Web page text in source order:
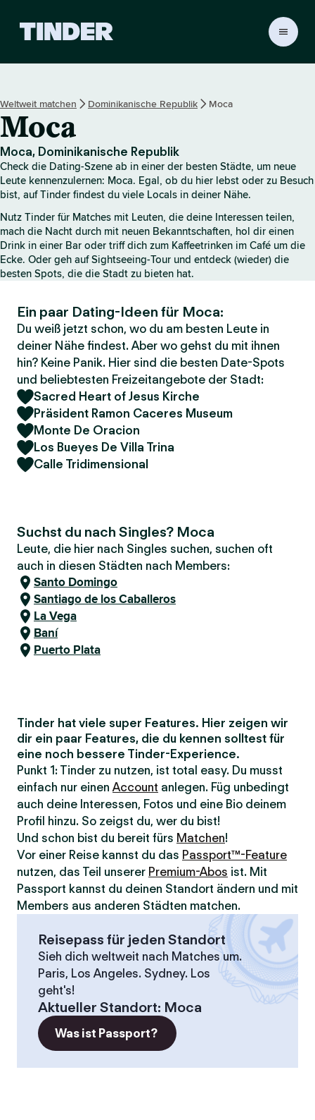
r
t
a
r
t
e
i
t
e
Weltweit matchen Dominikanische Republik Moca
Moca
Moca, Dominikanische Republik
Check die Dating-Szene ab in einer der besten Städte, um neue
Leute kennenzulernen: Moca. Egal, ob du hier lebst oder zu Besuch
bist, auf Tinder findest du viele Locals in deiner Nähe.
Nutz Tinder für Matches mit Leuten, die deine Interessen teilen,
mach die Nacht durch mit neuen Bekanntschaften, hol dir einen
Drink in einer Bar oder triff dich zum Kaffeetrinken im Café um die
Ecke. Oder geh auf Sightseeing-Tour und entdeck (wieder) die
besten Spots, die die Stadt zu bieten hat.
Ein paar Dating-Ideen für Moca:
Du weiß jetzt schon, wo du am besten Leute in
deiner Nähe findest. Aber wo gehst du mit ihnen
hin? Keine Panik. Hier sind die besten Date-Spots
und beliebtesten Freizeitangebote der Stadt:
Sacred Heart of Jesus Kirche
Präsident Ramon Caceres Museum
Monte De Oracion
Los Bueyes De Villa Trina
Calle Tridimensional
Suchst du nach Singles? Moca
Leute, die hier nach Singles suchen, suchen oft
auch in diesen Städten nach Members:
Santo Domingo
Santiago de los Caballeros
La Vega
Baní
Puerto Plata
Tinder hat viele super Features. Hier zeigen wir
dir ein paar Features, die du kennen solltest für
eine noch bessere Tinder-Experience.
Punkt 1: Tinder zu nutzen, ist total easy. Du musst
einfach nur einenAccount anlegen. Füg unbedingt
auch deine Interessen, Fotos und eine Bio deinem
Profil hinzu. So zeigst du, wer du bist!
Und schon bist du bereit fürs Matchen!
Vor einer Reise kannst du das Passport™-Feature
nutzen, das Teil unserer Premium-Abos ist. Mit
Passport kannst du deinen Standort ändern und mit
Members aus anderen Städten matchen.
Reisepass für jeden Standort
Sieh dich weltweit nach Matches um.
Paris, Los Angeles. Sydney. Los
geht's!
Aktueller Standort: Moca
Was ist Passport?